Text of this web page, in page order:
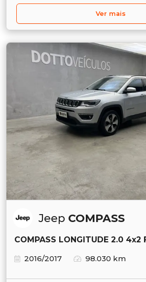
Ver mais
Jeep COMPASS
COMPASS LONGITUDE 2.0 4x2
2016/2017
98.030 km